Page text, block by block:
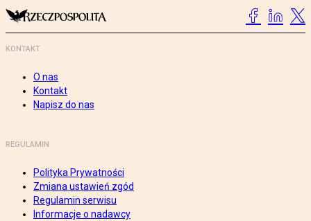
KONTAKT
O nas
Kontakt
Napisz do nas
REGULAMIN
Polityka Prywatności
Zmiana ustawień zgód
Regulamin serwisu
Informacje o nadawcy